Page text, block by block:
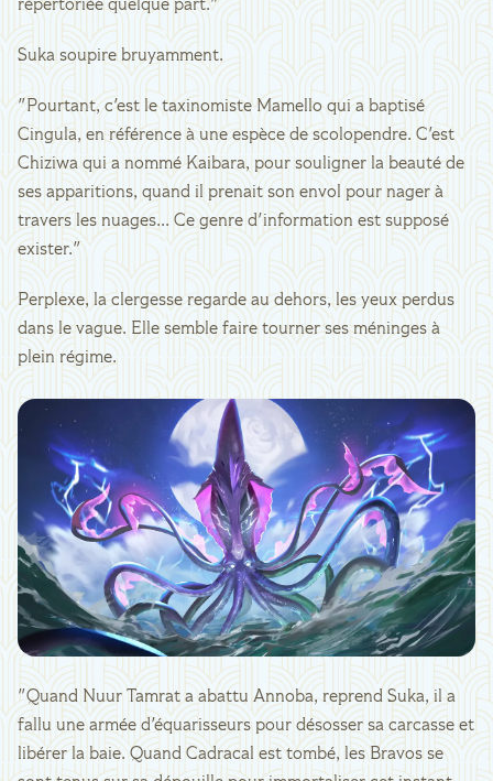
répertoriée quelque part."
Suka soupire bruyamment.
"Pourtant, c'est le taxinomiste Mamello qui a baptisé
Cingula, en référence à une espèce de scolopendre. C'est
Chiziwa qui a nommé Kaibara, pour souligner la beauté de
ses apparitions, quand il prenait son envol pour nager à
travers les nuages... Ce genre d'information est supposé
exister."
Perplexe, la clergesse regarde au dehors, les yeux perdus
dans le vague. Elle semble faire tourner ses méninges à
plein régime.
"Quand Nuur Tamrat a abattu Annoba, reprend Suka, il a
fallu une armée d'équarisseurs pour désosser sa carcasse et
libérer la baie. Quand Cadracal est tombé, les Bravos se